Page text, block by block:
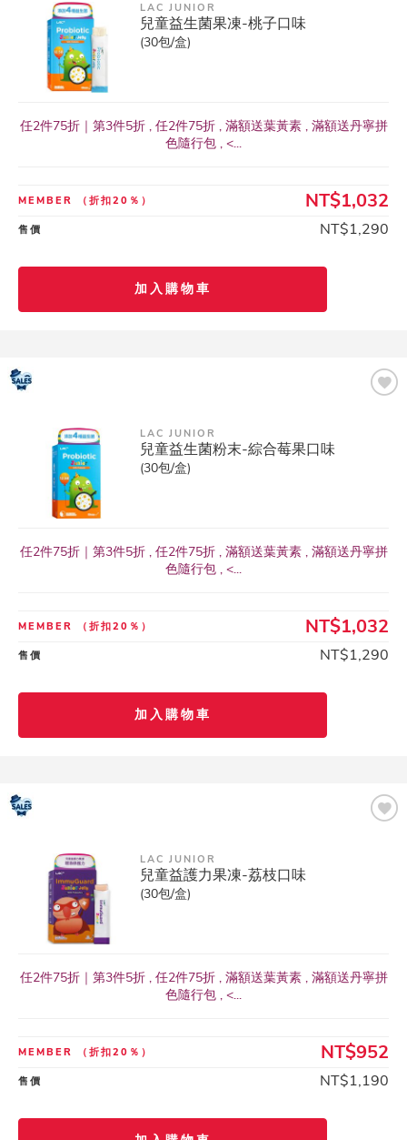
LAC JUNIOR
兒童益生菌果凍-桃子口味
(30包/盒)
任2件75折｜第3件5折 , 任2件75折 , 滿額送葉黃素 , 滿額送丹寧拼
色隨行包 , <...
MEMBER （折扣20％） NT$1,032
售價 NT$1,290
加入購物車
LAC JUNIOR
兒童益生菌粉末-綜合莓果口味
(30包/盒)
任2件75折｜第3件5折 , 任2件75折 , 滿額送葉黃素 , 滿額送丹寧拼
色隨行包 , <...
MEMBER （折扣20％） NT$1,032
售價 NT$1,290
加入購物車
LAC JUNIOR
兒童益護力果凍-荔枝口味
(30包/盒)
任2件75折｜第3件5折 , 任2件75折 , 滿額送葉黃素 , 滿額送丹寧拼
色隨行包 , <...
MEMBER （折扣20％） NT$952
售價 NT$1,190